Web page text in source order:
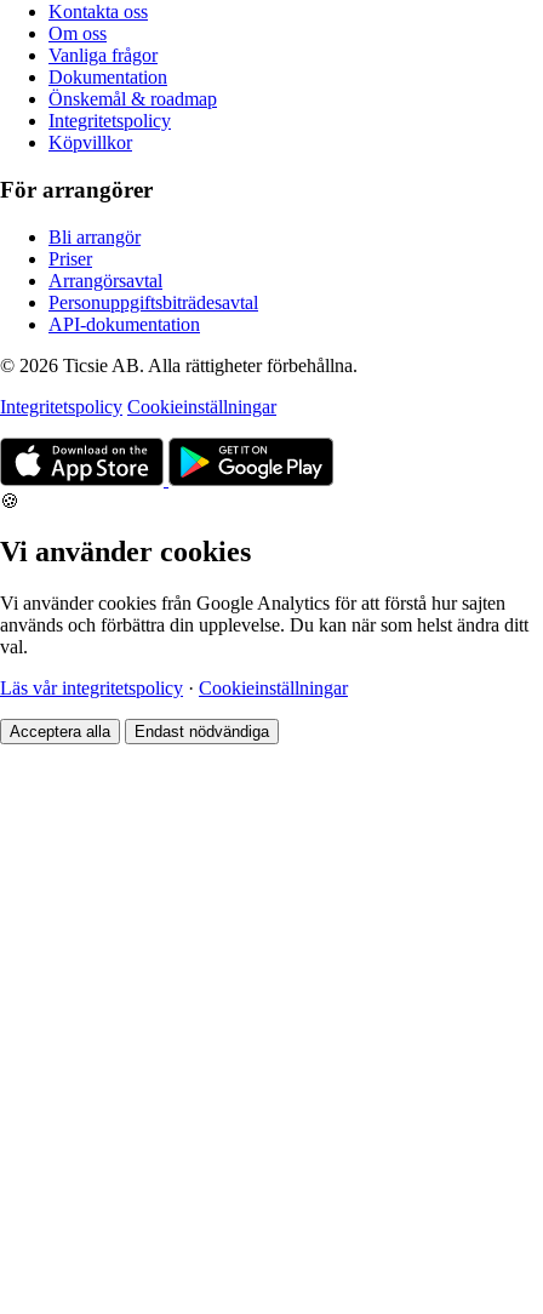
Kontakta oss
Om oss
Vanliga frågor
Dokumentation
Önskemål & roadmap
Integritetspolicy
Köpvillkor
För arrangörer
Bli arrangör
Priser
Arrangörsavtal
Personuppgiftsbiträdesavtal
API-dokumentation
© 2026 Ticsie AB. Alla rättigheter förbehållna.
Integritetspolicy Cookieinställningar
🍪
Vi använder cookies
Vi använder cookies från Google Analytics för att förstå hur sajten
används och förbättra din upplevelse. Du kan när som helst ändra ditt
val.
Läs vår integritetspolicy · Cookieinställningar
Acceptera alla Endast nödvändiga